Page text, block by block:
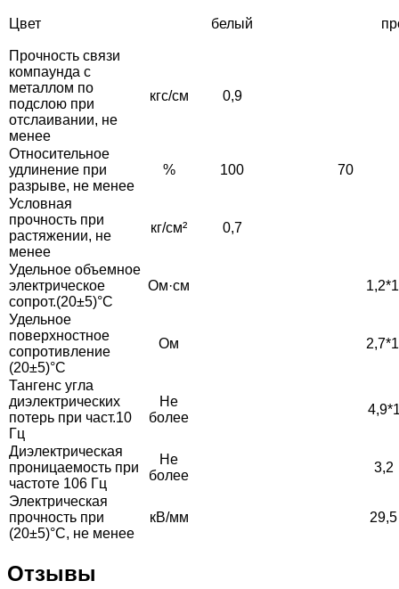
Цвет белый
Прочность связи
компаунда с
металлом по
подслою при
отслаивании, не
менее
кгс/см 0,9
Относительное
удлинение при
разрыве, не менее
% 100 70
Условная
прочность при
растяжении, не
менее
кг/см² 0,7
Удельное объемное
электрическое
сопрот.(20±5)°С
Ом·см
Удельное
поверхностное
сопротивление
(20±5)°С
Ом
Тангенс угла
диэлектрических
потерь при част.10
Гц
Не
более
Диэлектрическая
проницаемость при
частоте 106 Гц
Не
более
3,2
Электрическая
прочность при
(20±5)°С, не менее
кВ/мм 29,5
Отзывы